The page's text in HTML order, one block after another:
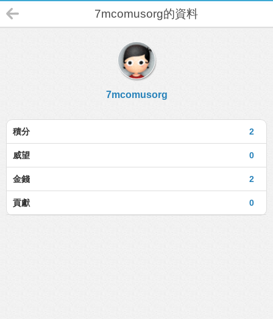
7mcomusorg的資料
7mcomusorg
2
積分
0
威望
2
金錢
0
貢獻